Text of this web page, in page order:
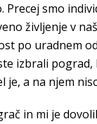
smo
življenje v
po uradnem
izbrali
je, a na njem
in mi je